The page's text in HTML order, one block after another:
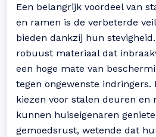
Een belangrijk voordeel van
en ramen is de verbeterde
bieden dankzij hun
robuust materiaal dat
een hoge mate van
tegen ongewenste indringers.
kiezen voor stalen deuren en
kunnen huiseigenaren
gemoedsrust, wetende dat